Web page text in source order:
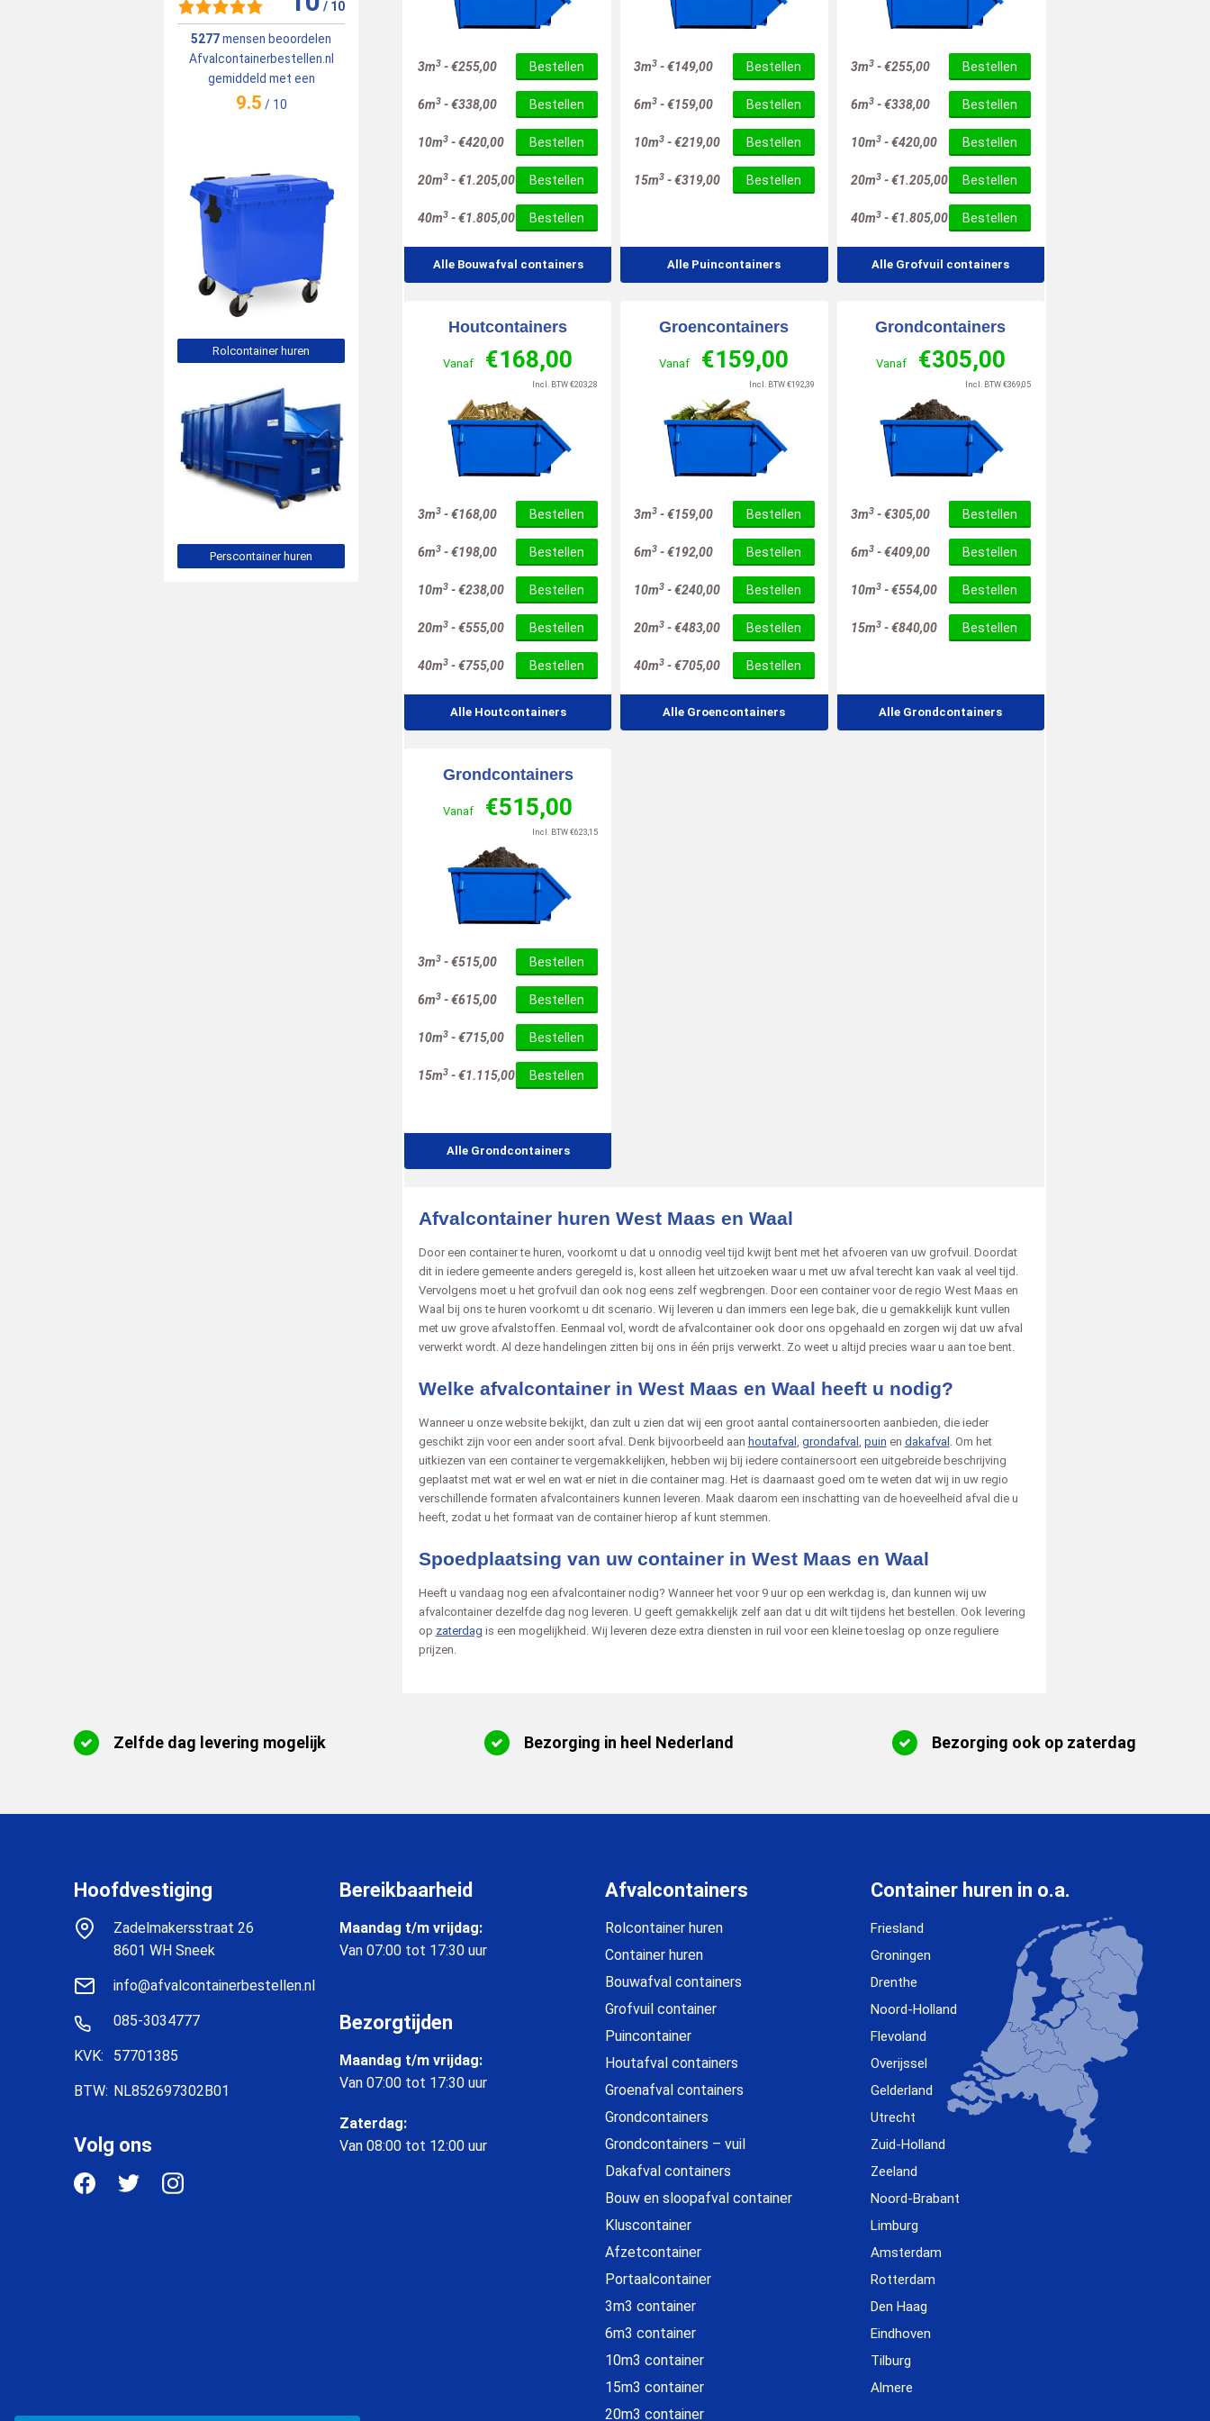
3m3 -€255,00 Bestellen
6m3 -€338,00 Bestellen
10m3 -€420,00 Bestellen
20m3 -€1.205,00 Bestellen
40m3 -€1.805,00 Bestellen
Alle Bouwafval containers
3m3 -€149,00 Bestellen
6m3 -€159,00 Bestellen
10m3 -€219,00 Bestellen
15m3 -€319,00 Bestellen
Alle Puincontainers
3m3-€255,00 Bestellen
6m3-€338,00 Bestellen
10m3-€420,00 Bestellen
20m3-€1.205,00 Bestellen
40m3-€1.805,00 Bestellen
Alle Grofvuil containers
Houtcontainers
Vanaf €168,00
Incl. BTW€203,28
3m3 -€168,00 Bestellen
6m3 -€198,00 Bestellen
10m3 -€238,00 Bestellen
20m3 -€555,00 Bestellen
40m3 -€755,00 Bestellen
Alle Houtcontainers
Groencontainers
Vanaf €159,00
Incl. BTW €192,39
3m3 -€159,00 Bestellen
6m3 -€192,00 Bestellen
10m3 -€240,00 Bestellen
20m3 -€483,00 Bestellen
40m3 -€705,00 Bestellen
Alle Groencontainers
Grondcontainers
Vanaf €305,00
Incl. BTW €369,05
3m3-€305,00 Bestellen
6m3-€409,00 Bestellen
10m3-€554,00 Bestellen
15m3-€840,00 Bestellen
Alle Grondcontainers
Grondcontainers
Vanaf €515,00
Incl. BTW€623,15
3m3 -€515,00 Bestellen
6m3 -€615,00 Bestellen
10m3 -€715,00 Bestellen
15m3 -€1.115,00 Bestellen
Alle Grondcontainers
Afvalcontainer huren West Maas en Waal
Door een container te huren, voorkomt u dat u onnodig veel tijd kwijt bent met het afvoeren van uw grofvuil. Doordat
dit in iedere gemeente anders geregeld is, kost alleen het uitzoeken waar u met uw afval terecht kan vaak al veel tijd.
Vervolgens moet u het grofvuil dan ook nog eens zelf wegbrengen. Door een container voor de regio West Maas en
Waal bij ons te huren voorkomt u dit scenario. Wij leveren u dan immers een lege bak, die u gemakkelijk kunt vullen
met uw grove afvalstoffen. Eenmaal vol, wordt de afvalcontainer ook door ons opgehaald en zorgen wij dat uw afval
verwerkt wordt. Al deze handelingen zitten bij ons in één prijs verwerkt. Zo weet u altijd precies waar u aan toe bent.
Welke afvalcontainer in West Maas en Waal heeft u nodig?
Wanneer u onze website bekijkt, dan zult u zien dat wij een groot aantal containersoorten aanbieden, die ieder
geschikt zijn voor een ander soort afval. Denk bijvoorbeeld aan houtafval grondafval puin en dakafval
. Om het
uitkiezen van een container te vergemakkelijken, hebben wij bij iedere containersoort een uitgebreide beschrijving
geplaatst met wat er wel en wat er niet in die container mag. Het is daarnaast goed om te weten dat wij in uw regio
verschillende formaten afvalcontainers kunnen leveren. Maak daarom een inschatting van de hoeveelheid afval die u
heeft, zodat u het formaat van de container hierop af kunt stemmen.
Spoedplaatsing van uw container in West Maas en Waal
Heeft u vandaag nog een afvalcontainer nodig? Wanneer het voor 9 uur op een werkdag is, dan kunnen wij uw
afvalcontainer dezelfde dag nog leveren. U geeft gemakkelijk zelf aan dat u dit wilt tijdens het bestellen. Ook levering
op zaterdag is een mogelijkheid. Wij leveren deze extra diensten in ruil voor een kleine toeslag op onze reguliere
prijzen.
/ 10 10 /10
5277mensen beoordelen
Afvalcontainerbestellen.nl
gemiddeld met een
9.5 / 10
Rolcontainer huren
Perscontainer huren
Zelfde dag levering mogelijk Bezorging in heel Nederland Bezorging ook op zaterdag
Hoofdvestiging
Zadelmakersstraat 26
8601 WH Sneek
info@afvalcontainerbestellen.nl
085-3034777
KVK: 57701385
BTW: NL852697302B01
Volg ons
Bereikbaarheid
Maandag t/m vrijdag:
Van 07:00 tot 17:30 uur
Bezorgtijden
Maandag t/m vrijdag:
Van 07:00 tot 17:30 uur
Zaterdag:
Van 08:00 tot 12:00 uur
Afvalcontainers
Rolcontainer huren
Container huren
Bouwafval containers
Grofvuil container
Puincontainer
Houtafval containers
Groenafval containers
Grondcontainers
Grondcontainers – vuil
Dakafval containers
Bouw en sloopafval container
Kluscontainer
Afzetcontainer
Portaalcontainer
3m3 container
6m3 container
10m3 container
15m3 container
20m3 container
Container huren in o.a.
Friesland
Groningen
Drenthe
Noord-Holland
Flevoland
Overijssel
Gelderland
Utrecht
Zuid-Holland
Zeeland
Noord-Brabant
Limburg
Amsterdam
Rotterdam
Den Haag
Eindhoven
Tilburg
Almere